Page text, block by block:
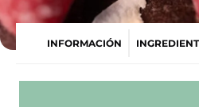
INFORMACIÓN